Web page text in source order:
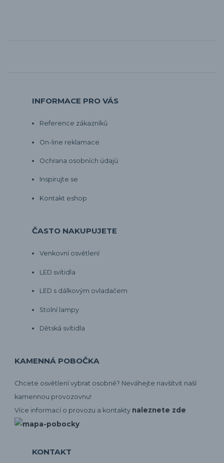
INFORMACE PRO VÁS
Reference zákazníků
On-line reklamace
Ochrana osobních údajů
Inspirujte se
Kontakt eshop
ČASTO NAKUPUJETE
Venkovní osvětlení
LED svítidla
LED s dálkovým ovladačem
Stolní lampy
Dětská svítidla
KAMENNÁ POBOČKA
Chcete osvětlení vybrat osobně? Neváhejte navšítvit naší
kamennou provozovnu!
Více informací o provozu a kontakty naleznete zde
KONTAKT